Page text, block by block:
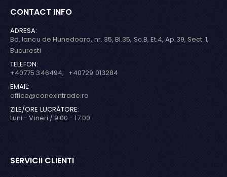
CONTACT INFO
ADRESA:
Bd. Iancu de Hunedoara, nr. 35, Bl.35, Sc.B, Et.4, Ap.39, Sect. 1,
Bucuresti
TELEFON:
+40775 346494; +40729 013284
EMAIL:
office@conexintrade.ro
ZILE/ORE LUCRĂTORE:
Luni - Vineri / 9:00 - 17:00
SERVICII CLIENTI